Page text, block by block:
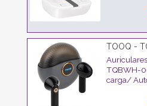
TOOQ -
TQBWH-
carga/